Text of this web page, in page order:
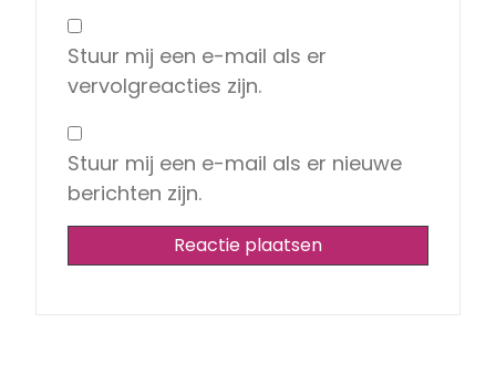
Stuur mij een e-mail als er
vervolgreacties zijn.
Stuur mij een e-mail als er nieuwe
berichten zijn.